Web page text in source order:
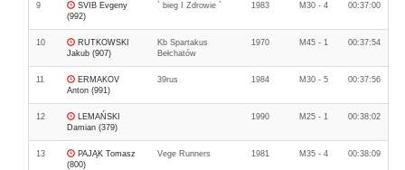
9
SVIB Evgeny
(992)
` bieg I Zdrowie ` 1983 M30 - 4 00:37:00
10
RUTKOWSKI
Jakub (907)
Kb Spartakus
Bełchatów
1970 M45 - 1 00:37:54
11
ERMAKOV
Anton (991)
39rus 1984 M30 - 5 00:37:56
12
LEMAŃSKI
Damian (379)
1990 M25 - 1 00:38:02
13
PAJĄK Tomasz
(800)
Vege Runners 1981 M35 - 4 00:38:09